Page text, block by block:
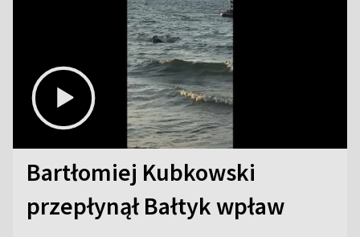
Bartłomiej Kubkowski
przepłynął Bałtyk wpław